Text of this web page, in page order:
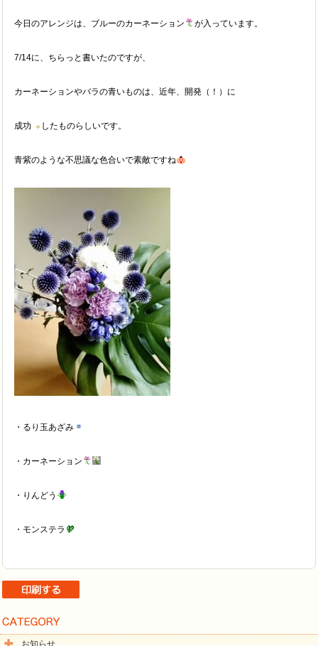
今日のアレンジは、ブルーのカーネーション が入っています。
7/14に、ちらっと書いたのですが、
カーネーションやバラの青いものは、近年、開発（！）に
成功 したものらしいです。
青紫のような不思議な色合いで素敵ですね
・るり玉あざみ
・カーネーション
・りんどう
・モンステラ
お知らせ